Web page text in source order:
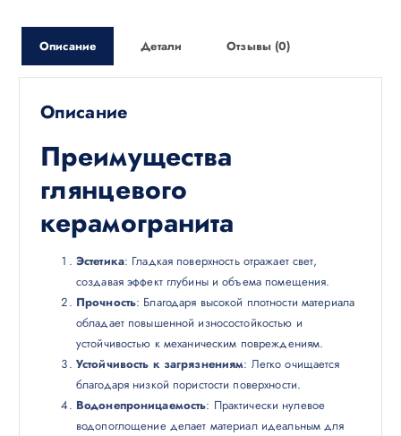
Описание Детали Отзывы (0)
Описание
Преимущества
глянцевого
керамогранита
Эстетика: Гладкая поверхность отражает свет,
создавая эффект глубины и объема помещения.
Прочность: Благодаря высокой плотности материала
обладает повышенной износостойкостью и
устойчивостью к механическим повреждениям.
Устойчивость к загрязнениям: Легко очищается
благодаря низкой пористости поверхности.
Водонепроницаемость: Практически нулевое
водопоглощение делает материал идеальным для